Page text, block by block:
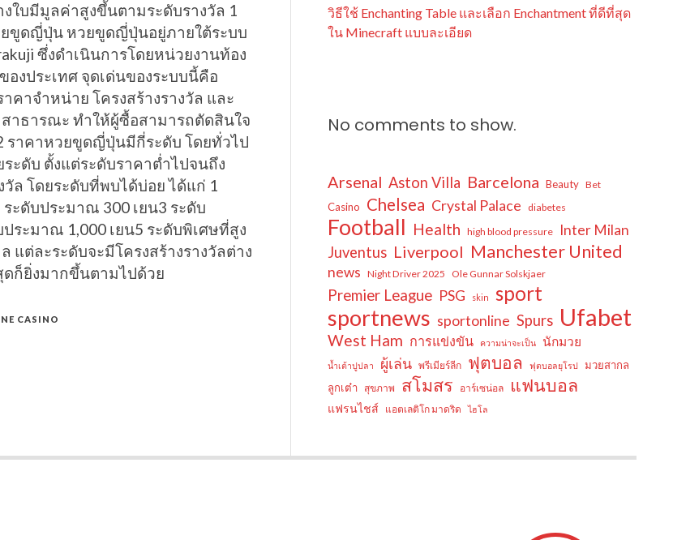
ใบมีมูลค่าสูงขึ้นตามระดับรางวัล 1
ขูดญี่ปุ่น หวยขูดญี่ปุ่นอยู่ภายใต้ระบบ
ซึ่งดำเนินการโดยหน่วยงานท้อง
งประเทศ จุดเด่นของระบบนี้คือ
าคาจำหน่าย โครงสร้างรางวัล และ
าธารณะ ทำให้ผู้ซื้อสามารถตัดสินใจ
ราคาหวยขูดญี่ปุ่นมีกี่ระดับ โดยทั่วไป
ดับ ตั้งแต่ระดับราคาต่ำไปจนถึง
ล โดยระดับที่พบได้บ่อย ได้แก่ 1
ะดับประมาณ 300 เยน3 ระดับ
ระมาณ 1,000 เยน5 ระดับพิเศษที่สูง
แต่ละระดับจะมีโครงสร้างรางวัลต่าง
ดก็ยิ่งมากขึ้นตามไปด้วย
CASINO
วิธีใช้ Enchanting Table และเลือก Enchantment ที่ดีที่สุด
ใน Minecraft แบบละเอียด
No comments to show.
Arsenal Aston Villa Barcelona Beauty Bet
Casino Chelsea Crystal Palace diabetes
Football Health high blood pressure Inter Milan
Juventus Liverpool Manchester United
news Night Driver 2025 Ole Gunnar Solskjaer
Premier League PSG skin sport
sportnews sportonline Spurs Ufabet
West Ham การแข่งขัน ความน่าจะเป็น นักมวย
น้ำเต้าปูปลา ผู้เล่น พรีเมียร์ลีก ฟุตบอล ฟุตบอลยุโรป
มวยสากล
ลูกเต๋า
สุขภาพ สโมสร อาร์เซน่อล แฟนบอล
แฟรนไชส์ แอตเลติโก มาดริด ไฮโล